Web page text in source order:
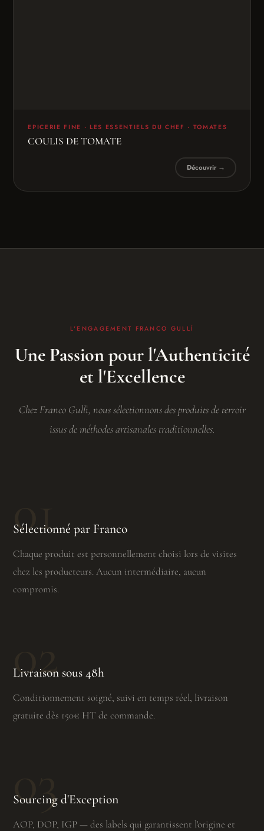
fruits frais, les agrumes, mais aussi des
Au goût :puissant et doux.
EPICERIE FINE · LES ESSENTIELS DU CHEF · TOMATES
COULIS DE TOMATE
Découvrir →
L'ENGAGEMENT FRANCO GULLÌ
Une Passion pour l'Authenticité
et l'Excellence
Chez Franco Gullì, nous sélectionnons des produits de terroir
issus de méthodes artisanales traditionnelles.
01
Sélectionné par Franco
Chaque produit est personnellement choisi lors de visites
chez les producteurs. Aucun intermédiaire, aucun
compromis.
02
Livraison sous 48h
Conditionnement soigné, suivi en temps réel, livraison
gratuite dès 150€ HT de commande.
03
Sourcing d'Exception
AOP, DOP, IGP — des labels qui garantissent l'origine et